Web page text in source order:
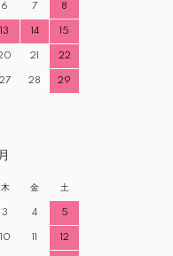
6 7 8
13 14 15
21 22
27 28 29
木 金 土
3 4 5
10 12